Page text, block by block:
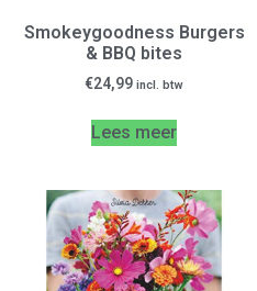
Smokeygoodness Burgers
& BBQ bites
€24,99 incl. btw
Lees meer